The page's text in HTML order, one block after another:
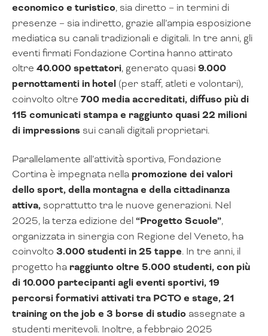
economico e turistico, sia diretto – in termini di
presenze – sia indiretto, grazie all’ampia esposizione
mediatica su canali tradizionali e digitali. In tre anni, gli
eventi firmati Fondazione Cortina hanno attirato
oltre 40.000 spettatori, generato quasi9.000
pernottamenti in hotel (per staff, atleti e volontari),
coinvolto oltre 700 media accreditati, diffuso più di
115 comunicati stampa e raggiunto quasi 22 milioni
di impressions sui canali digitali proprietari.
Parallelamente all’attività sportiva, Fondazione
Cortina è impegnata nellapromozione dei valori
dello sport, della montagna e della cittadinanza
attiva, soprattutto tra le nuove generazioni. Nel
2025, la terza edizione del“Progetto Scuole”,
organizzata in sinergia con Regione del Veneto, ha
coinvolto 3.000 studenti in 25 tappe. In tre anni, il
progetto haraggiunto oltre 5.000 studenti, con più
di 10.000 partecipanti agli eventi sportivi, 19
percorsi formativi attivati tra PCTO e stage, 21
training on the job e 3 borse di studio assegnate a
studenti meritevoli. Inoltre, a febbraio 2025